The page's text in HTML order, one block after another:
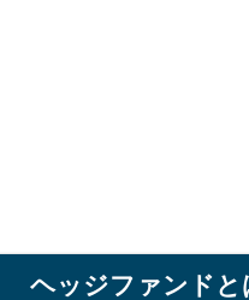
ヘッジファンドと